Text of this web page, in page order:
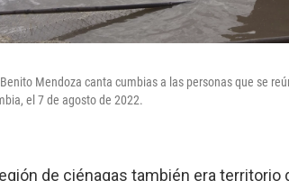
Mendoza canta cumbias a las personas que se
el 7 de agosto de 2022.
de ciénagas también era